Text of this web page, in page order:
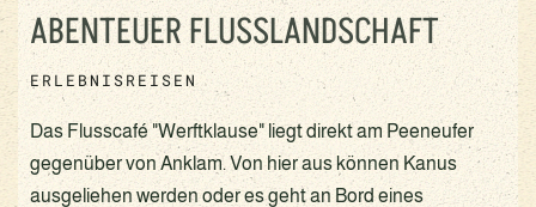
ABENTEUER FLUSSLANDSCHAFT
ERLEBNISREISEN
Das Flusscafé "Werftklause" liegt direkt am Peeneufer
gegenüber von Anklam. Von hier aus können Kanus
ausgeliehen werden oder es geht an Bord eines